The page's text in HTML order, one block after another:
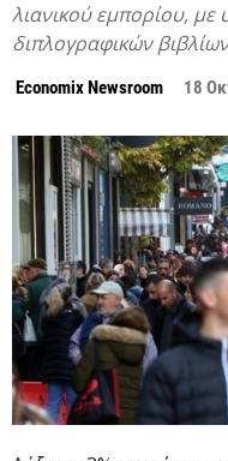
λιανικού εμπορίου,
διπλογραφικών
Economix Newsroom 18